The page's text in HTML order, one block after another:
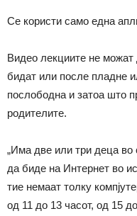
Се користи само една
Видео лекциите не
бидат или после пладне
послободна и затоа што
родителите.
„Има две или три деца во
да биде на Интернет во
тие немаат толку
од 11 до 13 часот, од 15